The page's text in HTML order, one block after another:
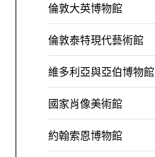
倫敦大英博物館
倫敦泰特現代藝術館
維多利亞與亞伯博物館
國家肖像美術館
約翰索恩博物館